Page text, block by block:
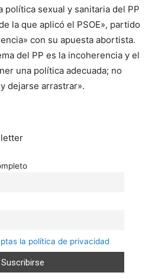
política sexual y sanitaria del PP
la que aplicó el PSOE», partido
con su apuesta abortista.
del PP es la incoherencia y el
una política adecuada; no
dejarse arrastrar».
la política de privacidad